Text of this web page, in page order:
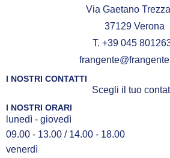
Via Gaetano
37129 Verona
T. +39 045
I NOSTRI CONTATTI
Scegli il tuo
I NOSTRI ORARI
lunedì - giovedì
09.00 - 13.00 / 14.00 - 18.00
venerdì